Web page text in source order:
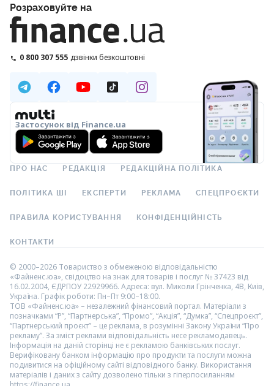
Розраховуйте на
0 800 307 555 дзвінки безкоштовні
Застосунок від Finance.ua
ПРО НАС РЕДАКЦІЯ РЕДАКЦІЙНА ПОЛІТИКА
ПОЛІТИКА ШІ ЕКСПЕРТИ РЕКЛАМА СПЕЦПРОЄКТИ
ПРАВИЛА КОРИСТУВАННЯ КОНФІДЕНЦІЙНІСТЬ
КОНТАКТИ
© 2000–2026 Товариство з обмеженою відповідальністю
«Файненс.юа», свідоцтво на знак для товарів і послуг № 37423 від
16.02.2004, ЄДРПОУ 22929966. Адреса: вул. Миколи Грінченка, 4В, Київ,
Україна. Графік роботи: Пн–Пт 9:00–18:00.
ТОВ «Файненс.юа» – незалежний фінансовий портал. Матеріали з
позначками “Р”, “Партнерська”, “Промо”, “Акція”, “Думка”, “Спецпроєкт”,
“Партнерський проєкт” – це реклама, в розумінні Закону України “Про
рекламу”. За зміст реклами відповідальність несе рекламодавець.
Інформація на даній сторінці не є рекламою банківських послуг.
Верифіковану банком інформацію про продукти та послуги можна
подивитися на офіційному сайті відповідного банку. Використання
матеріалів і даних з сайту дозволено тільки з гіперпосиланням